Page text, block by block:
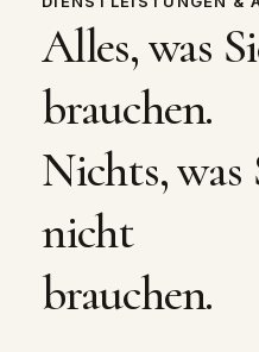
Alles,was
brauchen.
Nichts,was
nicht
brauchen.